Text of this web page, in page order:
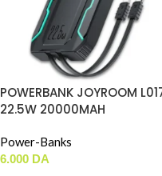
POWERBANK JOYROOM
22.5W 20000MAH
Power-Banks
6.000 DA